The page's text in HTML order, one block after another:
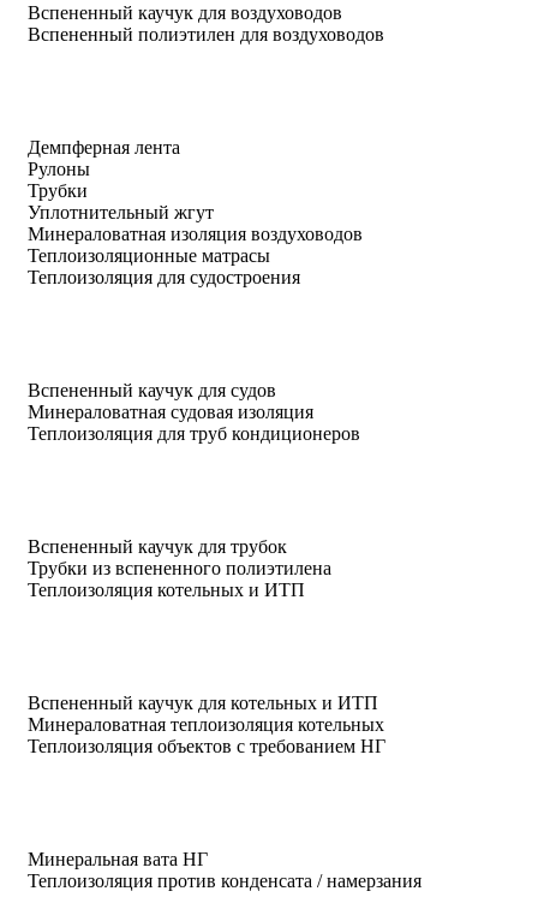
Вспененный каучук для воздуховодов
Вспененный полиэтилен для воздуховодов
Демпферная лента
Рулоны
Трубки
Уплотнительный жгут
Минераловатная изоляция воздуховодов
Теплоизоляционные матрасы
Теплоизоляция для судостроения
Вспененный каучук для судов
Минераловатная судовая изоляция
Теплоизоляция для труб кондиционеров
Вспененный каучук для трубок
Трубки из вспененного полиэтилена
Теплоизоляция котельных и ИТП
Вспененный каучук для котельных и ИТП
Минераловатная теплоизоляция котельных
Теплоизоляция объектов с требованием НГ
Минеральная вата НГ
Теплоизоляция против конденсата / намерзания